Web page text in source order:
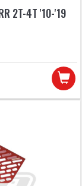
2T-4T '10-'19